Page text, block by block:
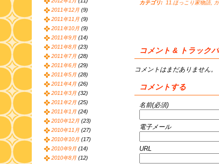
カテゴリ: 11.ほっこり家物語,
コメント & トラック
コメントはまだありません。
コメントする
名前(必須)
電子メール
URL
2011年12月 (9)
2011年11月 (9)
2011年10月 (9)
2011年9月 (14)
2011年8月 (23)
2011年7月 (28)
2011年6月 (29)
2011年5月 (28)
2011年4月 (26)
2011年3月 (32)
2011年2月 (25)
2011年1月 (24)
2010年12月 (23)
2010年11月 (27)
2010年10月 (17)
2010年9月 (14)
2010年8月 (12)